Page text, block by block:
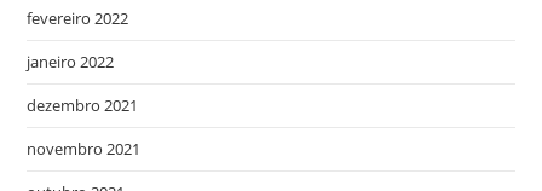
fevereiro 2022
janeiro 2022
dezembro 2021
novembro 2021